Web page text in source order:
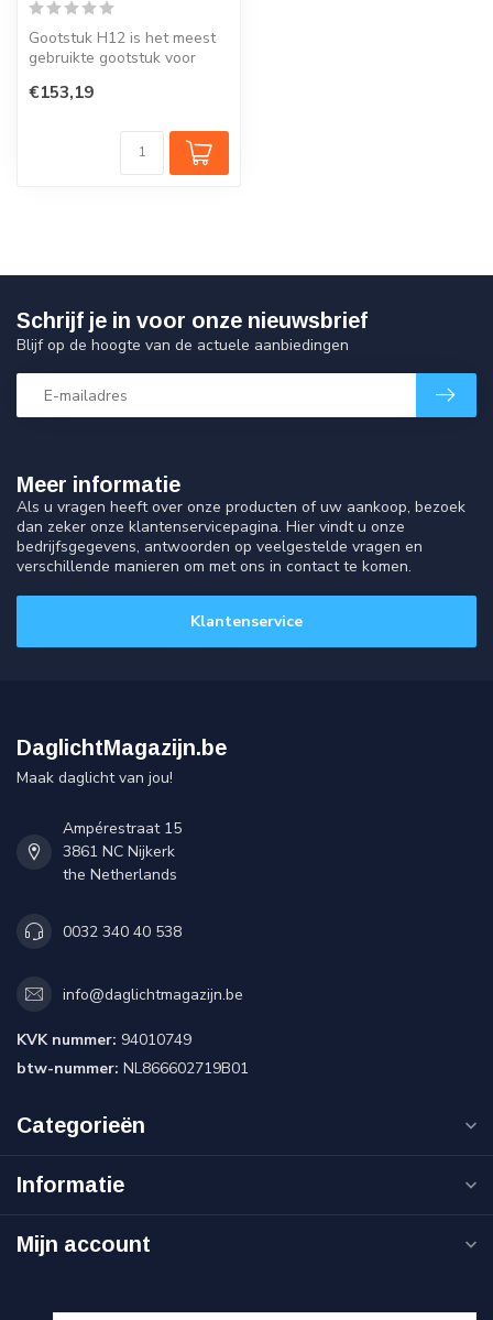
Gootstuk H12 is het meest
gebruikte gootstuk voor
dakpanne...
€153,19
Meer informatie
Als u vragen heeft over onze producten of uw aankoop, bezoek
dan zeker onze klantenservicepagina. Hier vindt u onze
bedrijfsgegevens, antwoorden op veelgestelde vragen en
verschillende manieren om met ons in contact te komen.
Klantenservice
Schrijf je in voor onze nieuwsbrief
Blijf op de hoogte van de actuele aanbiedingen
DaglichtMagazijn.be
Maak daglicht van jou!
Ampérestraat 15
3861 NC Nijkerk
the Netherlands
0032 340 40 538
info@daglichtmagazijn.be
KVK nummer: 94010749
btw-nummer: NL866602719B01
Categorieën
Informatie
Mijn account